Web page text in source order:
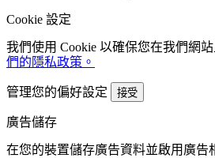
Cookie 設定
我們使用 Cookie 以確保您在我們網
們的隱私政策。
管理您的偏好設定 接受
廣告儲存
在您的裝置儲存廣告資料並啟用廣告